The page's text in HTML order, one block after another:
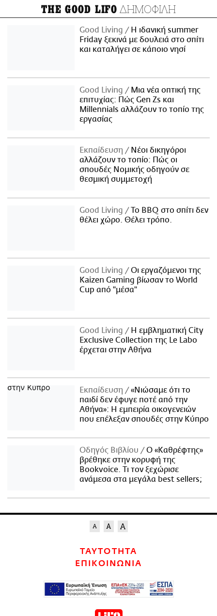
THE GOOD LIFO ΔΗΜΟΦΙΛΗ
Good Living
Η ιδανική summer
Friday ξεκινά με δουλειά στο σπίτι
και καταλήγει σε κάποιο νησί
Good Living
Μια νέα οπτική της
επιτυχίας: Πώς Gen Zs και
Millennials αλλάζουν το τοπίο της
εργασίας
Εκπαίδευση
Νέοι δικηγόροι
αλλάζουν το τοπίο: Πώς οι
σπουδές Νομικής οδηγούν σε
θεσμική συμμετοχή
Good Living
Το BBQ στο σπίτι δεν
θέλει χώρο. Θέλει τρόπο.
Good Living
Οι εργαζόμενοι της
Kaizen Gaming βίωσαν το World
Cup από "μέσα"
Good Living
Η εμβληματική City
Exclusive Collection της Le Labo
έρχεται στην Αθήνα
Εκπαίδευση
«Νιώσαμε ότι το
παιδί δεν έφυγε ποτέ από την
Αθήνα»: Η εμπειρία οικογενειών
που επέλεξαν σπουδές στην Κύπρο
Οδηγός Βιβλίου
Ο «Καθρέφτης»
βρέθηκε στην κορυφή της
Bookvoice. Τι τον ξεχώρισε
ανάμεσα στα μεγάλα best sellers;
ΤΑΥΤΟΤΗΤΑ
ΕΠΙΚΟΙΝΩΝΙΑ